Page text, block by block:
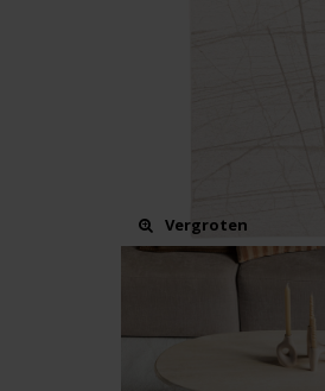
Vergroten